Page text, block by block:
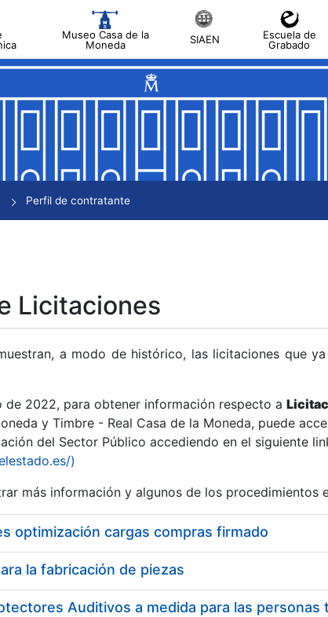
Museo Casa de la
Moneda
SIAEN
Escuela de
Grabado
Perfil de contratante
Licitaciones
a modo de histórico, las licitaciones que
2022, para obtener información respecto a
y Timbre - Real Casa de la Moneda, puede
del Sector Público accediendo en el siguiente
)
más información y algunos de los procedimientos
optimización cargas compras firmado
la fabricación de piezas